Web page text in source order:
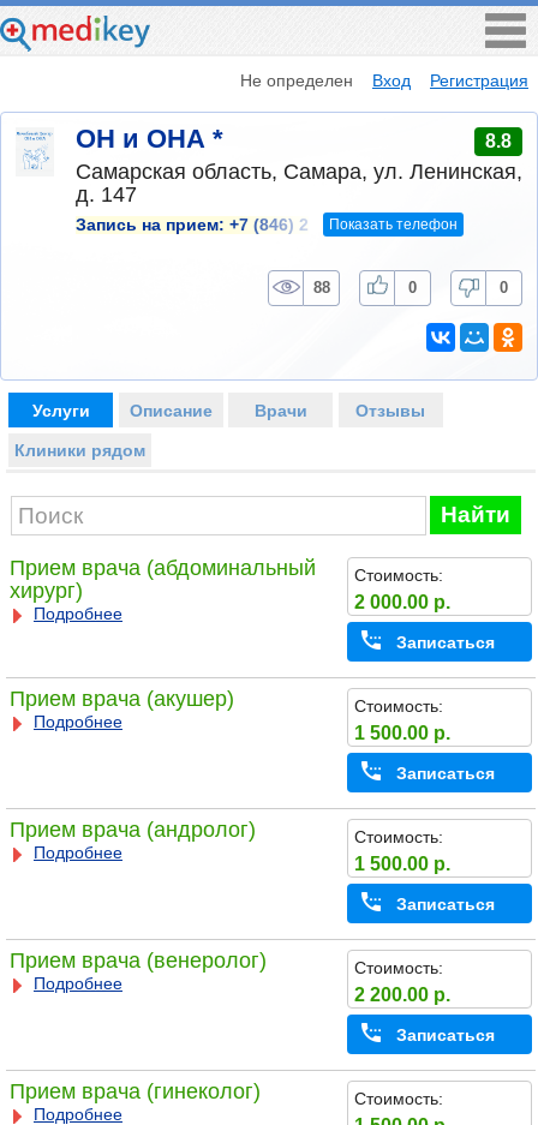
Не определен Вход Регистрация
ОН и ОНА * 8.8
Самарская область, Самара, ул. Ленинская,
д. 147
Запись на прием: +7 (846) 2 Показать телефон
88 0 0
Услуги Описание Врачи Отзывы
Клиники рядом
Найти
Прием врача (абдоминальный
хирург)
Подробнее
Стоимость:
2 000.00 р.
Записаться
Прием врача (акушер)
Подробнее
Стоимость:
1 500.00 р.
Записаться
Прием врача (андролог)
Подробнее
Стоимость:
1 500.00 р.
Записаться
Прием врача (венеролог)
Подробнее
Стоимость:
2 200.00 р.
Записаться
Прием врача (гинеколог)
Подробнее
Стоимость: